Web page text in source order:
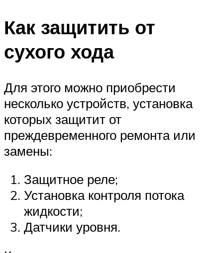
Как защитить от
сухого хода
Для этого можно приобрести
несколько устройств, установка
которых защитит от
преждевременного ремонта или
замены:
Защитное реле;
Установка контроля потока
жидкости;
Датчики уровня.